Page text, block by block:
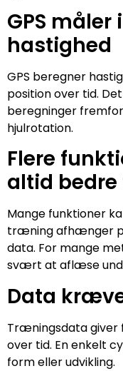
GPS
hastighed
GPS beregner
position over tid.
beregninger
hjulrotation.
Flere
altid
Mange funktioner
træning afhænger
data. For mange
svært at aflæse
Data
Træningsdata giver
over tid. En enkelt
form eller udvikling.